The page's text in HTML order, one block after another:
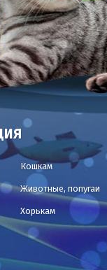
Кошкам
Животные, попугаи
Хорькам